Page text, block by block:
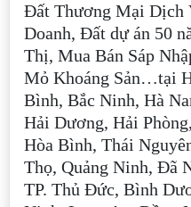
Đất Thương Mại Dịch
Doanh, Đất dự án 50
Thị, Mua Bán Sáp
Mỏ Khoáng Sản…tại
Bình, Bắc Ninh, Hà
Hải Dương, Hải
Hòa Bình, Thái
Thọ, Quảng Ninh, Đã
TP. Thủ Đức, Bình